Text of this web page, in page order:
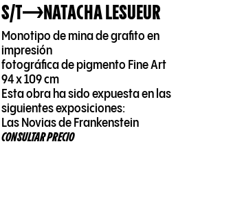
S/T NATACHA LESUEUR
Monotipo de mina de grafito en
impresión
fotográfica de pigmento Fine Art
94 x 109 cm
Esta obra ha sido expuesta en las
siguientes exposiciones:
Las Novias de Frankenstein
CONSULTAR PRECIO